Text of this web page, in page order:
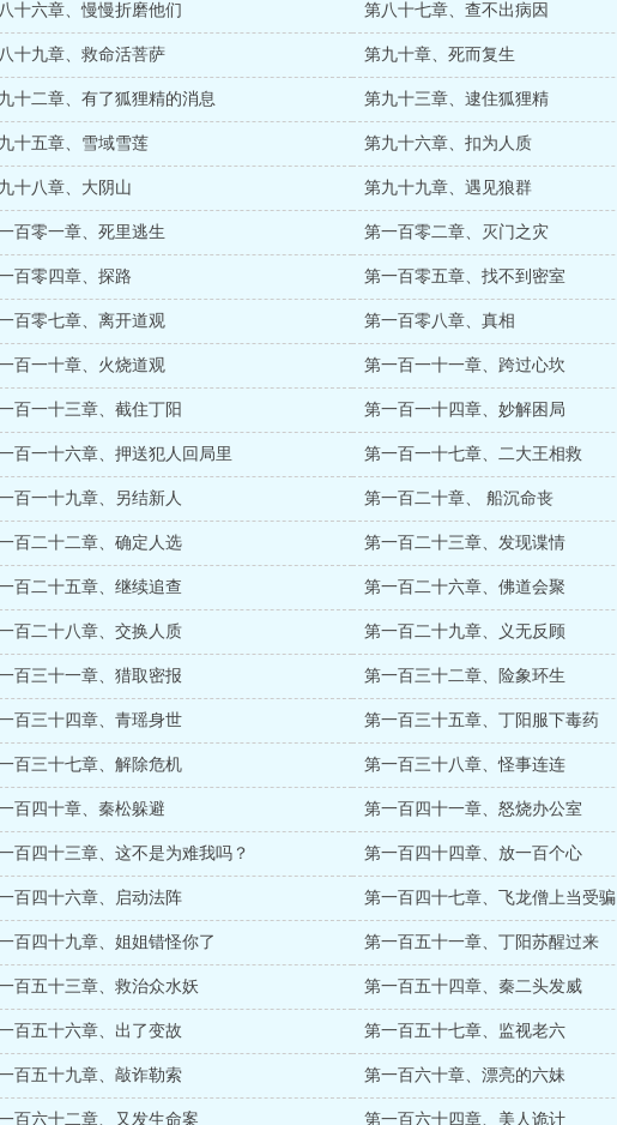
十六章、慢慢折磨他们 第八十七章、查不出病因
十九章、救命活菩萨 第九十章、死而复生
十二章、有了狐狸精的消息 第九十三章、逮住狐狸精
十五章、雪域雪莲 第九十六章、扣为人质
十八章、大阴山 第九十九章、遇见狼群
百零一章、死里逃生 第一百零二章、灭门之灾
百零四章、探路 第一百零五章、找不到密室
百零七章、离开道观 第一百零八章、真相
百一十章、火烧道观 第一百一十一章、跨过心坎
百一十三章、截住丁阳 第一百一十四章、妙解困局
百一十六章、押送犯人回局里 第一百一十七章、二大王相救
百一十九章、另结新人 第一百二十章、 船沉命丧
百二十二章、确定人选 第一百二十三章、发现谍情
百二十五章、继续追查 第一百二十六章、佛道会聚
百二十八章、交换人质 第一百二十九章、义无反顾
百三十一章、猎取密报 第一百三十二章、险象环生
百三十四章、青瑶身世 第一百三十五章、丁阳服下毒药
百三十七章、解除危机 第一百三十八章、怪事连连
百四十章、秦松躲避 第一百四十一章、怒烧办公室
百四十三章、这不是为难我吗？ 第一百四十四章、放一百个心
百四十六章、启动法阵 第一百四十七章、飞龙僧上当受骗
百四十九章、姐姐错怪你了 第一百五十一章、丁阳苏醒过来
百五十三章、救治众水妖 第一百五十四章、秦二头发威
百五十六章、出了变故 第一百五十七章、监视老六
百五十九章、敲诈勒索 第一百六十章、漂亮的六妹
百六十二章、又发生命案 第一百六十四章、美人诡计